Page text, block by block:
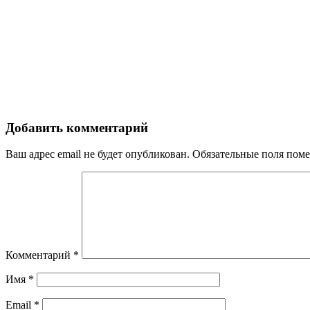
Добавить комментарий
Ваш адрес email не будет опубликован. Обязательные поля
Комментарий *
Имя *
Email *